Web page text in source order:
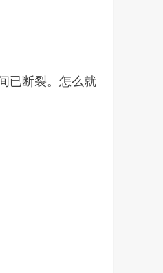
已断裂。怎么就